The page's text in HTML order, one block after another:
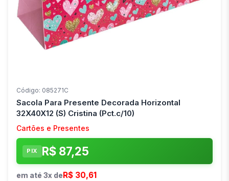
Código: 085271C
Sacola Para Presente Decorada Horizontal
32X40X12 (S) Cristina (Pct.c/10)
Cartões e Presentes
PIX R$ 87,25
em até 3x de R$ 30,61